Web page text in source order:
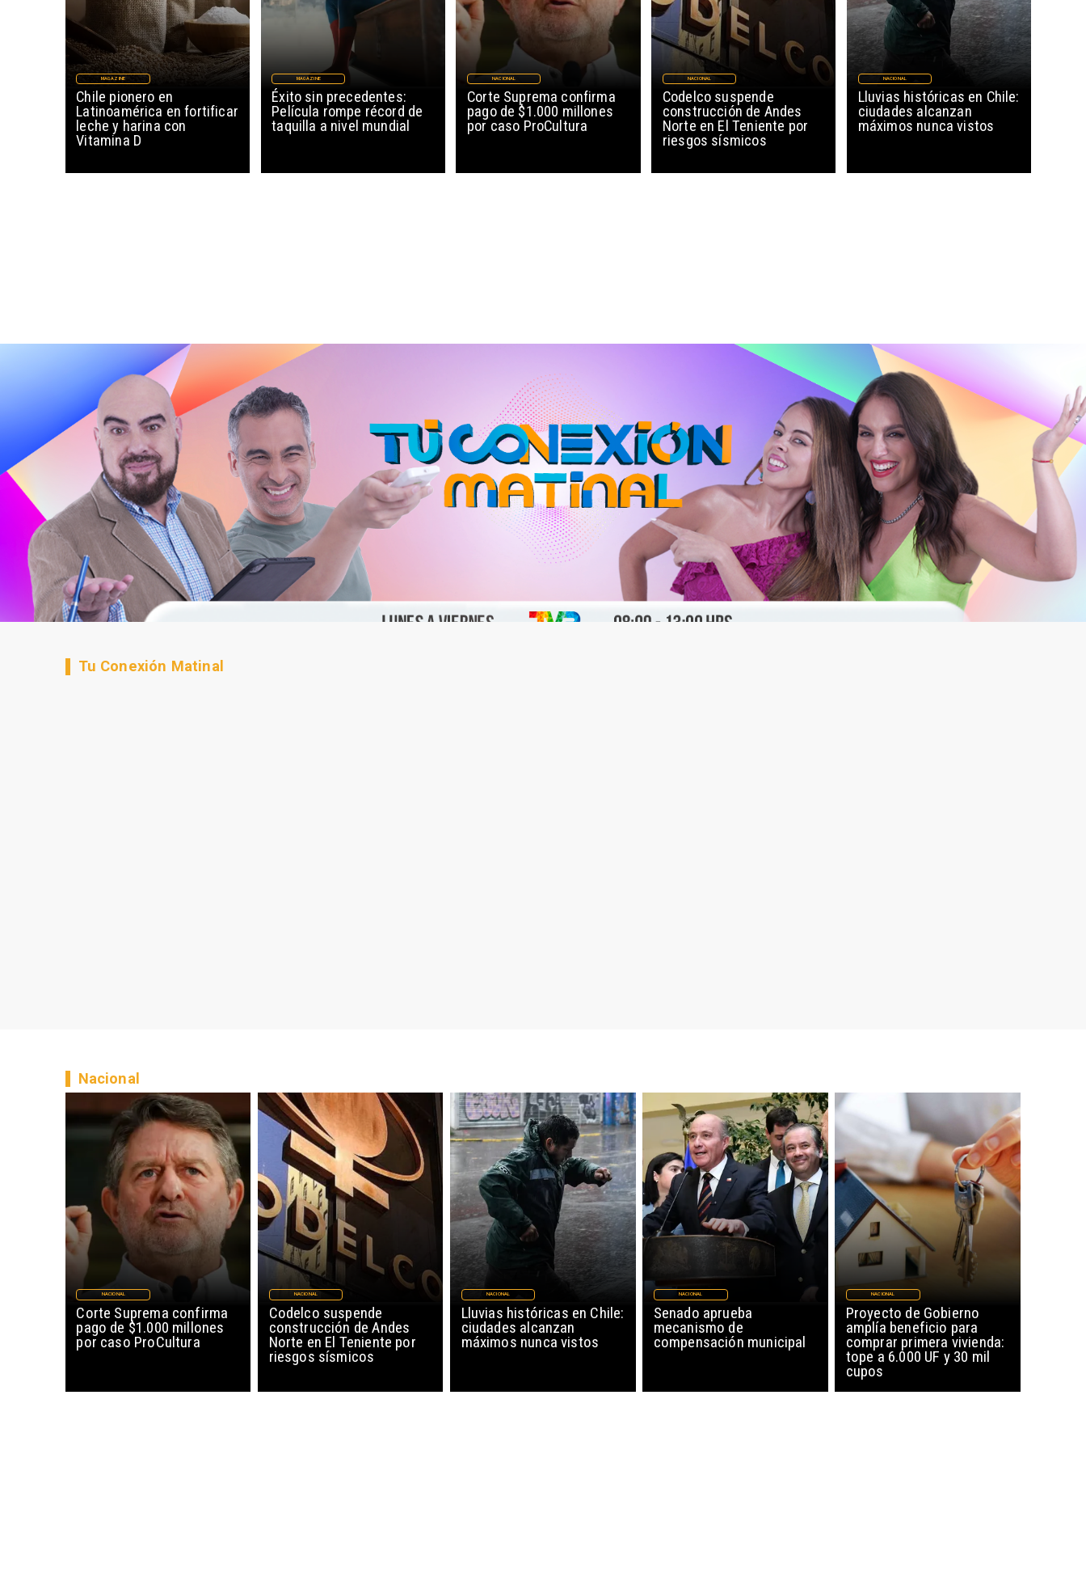
Chile pionero en
Latinoamérica en fortificar
leche y harina con
Vitamina D
MAGAZINE
Éxito sin precedentes:
Película rompe récord de
taquilla a nivel mundial
MAGAZINE
Corte Suprema confirma
pago de $1.000 millones
por caso ProCultura
NACIONAL
Codelco suspende
construcción de Andes
Norte en El Teniente por
riesgos sísmicos
NACIONAL
Lluvias históricas en Chile:
ciudades alcanzan
máximos nunca vistos
NACIONAL
Tu Conexión Matinal
Corte Suprema confirma
pago de $1.000 millones
por caso ProCultura
NACIONAL
Codelco suspende
construcción de Andes
Norte en El Teniente por
riesgos sísmicos
NACIONAL
Lluvias históricas en Chile:
ciudades alcanzan
máximos nunca vistos
NACIONAL
Senado aprueba
mecanismo de
compensación municipal
NACIONAL
Proyecto de Gobierno
amplía beneficio para
comprar primera vivienda:
tope a 6.000 UF y 30 mil
cupos
NACIONAL
Nacional